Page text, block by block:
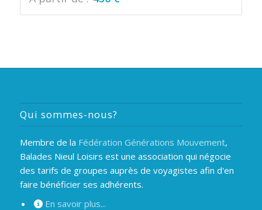
Qui sommes-nous?
Membre de la Fédération Générations Mouvement,
Balades Nieul Loisirs est une association qui négocie
des tarifs de groupes auprès de voyagistes afin d'en
faire bénéficier ses adhérents.
En savoir plus...